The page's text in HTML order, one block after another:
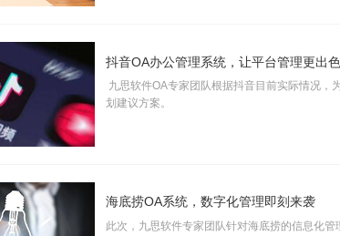
抖音OA办公管理系统，让平台管理更出色
九思软件OA专家团队根据抖音目前实际情况，
划建议方案。
海底捞OA系统，数字化管理即刻来袭
此次，九思软件专家团队针对海底捞的信息化